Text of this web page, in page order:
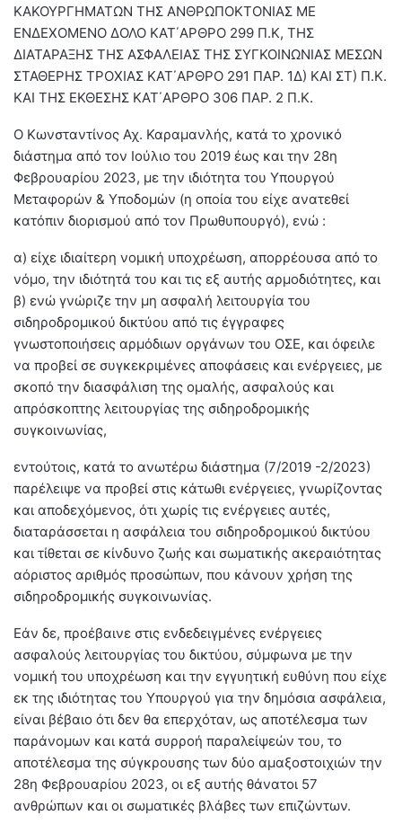
ΚΑΚΟΥΡΓΗΜΑΤΩΝ ΤΗΣ ΑΝΘΡΩΠΟΚΤΟΝΙΑΣ ΜΕ
ΕΝΔΕΧΟΜΕΝΟ ΔΟΛΟ ΚΑΤ΄ΑΡΘΡΟ 299 Π.Κ, ΤΗΣ
ΔΙΑΤΑΡΑΞΗΣ ΤΗΣ ΑΣΦΑΛΕΙΑΣ ΤΗΣ ΣΥΓΚΟΙΝΩΝΙΑΣ ΜΕΣΩΝ
ΣΤΑΘΕΡΗΣ ΤΡΟΧΙΑΣ ΚΑΤ΄ΑΡΘΡΟ 291 ΠΑΡ. 1Δ) ΚΑΙ ΣΤ) Π.Κ.
ΚΑΙ ΤΗΣ ΕΚΘΕΣΗΣ ΚΑΤ΄ΑΡΘΡΟ 306 ΠΑΡ. 2 Π.Κ.
Ο Κωνσταντίνος Αχ. Καραμανλής, κατά το χρονικό
διάστημα από τον Ιούλιο του 2019 έως και την 28η
Φεβρουαρίου 2023, με την ιδιότητα του Υπουργού
Μεταφορών & Υποδομών (η οποία του είχε ανατεθεί
κατόπιν διορισμού από τον Πρωθυπουργό), ενώ :
α) είχε ιδιαίτερη νομική υποχρέωση, απορρέουσα από το
νόμο, την ιδιότητά του και τις εξ αυτής αρμοδιότητες, και
β) ενώ γνώριζε την μη ασφαλή λειτουργία του
σιδηροδρομικού δικτύου από τις έγγραφες
γνωστοποιήσεις αρμόδιων οργάνων του ΟΣΕ, και όφειλε
να προβεί σε συγκεκριμένες αποφάσεις και ενέργειες, με
σκοπό την διασφάλιση της ομαλής, ασφαλούς και
απρόσκοπτης λειτουργίας της σιδηροδρομικής
συγκοινωνίας,
εντούτοις, κατά το ανωτέρω διάστημα (7/2019 -2/2023)
παρέλειψε να προβεί στις κάτωθι ενέργειες, γνωρίζοντας
και αποδεχόμενος, ότι χωρίς τις ενέργειες αυτές,
διαταράσσεται η ασφάλεια του σιδηροδρομικού δικτύου
και τίθεται σε κίνδυνο ζωής και σωματικής ακεραιότητας
αόριστος αριθμός προσώπων, που κάνουν χρήση της
σιδηροδρομικής συγκοινωνίας.
Εάν δε, προέβαινε στις ενδεδειγμένες ενέργειες
ασφαλούς λειτουργίας του δικτύου, σύμφωνα με την
νομική του υποχρέωση και την εγγυητική ευθύνη που είχε
εκ της ιδιότητας του Υπουργού για την δημόσια ασφάλεια,
είναι βέβαιο ότι δεν θα επερχόταν, ως αποτέλεσμα των
παράνομων και κατά συρροή παραλείψεών του, το
αποτέλεσμα της σύγκρουσης των δύο αμαξοστοιχιών την
28η Φεβρουαρίου 2023, οι εξ αυτής θάνατοι 57
ανθρώπων και οι σωματικές βλάβες των επιζώντων.